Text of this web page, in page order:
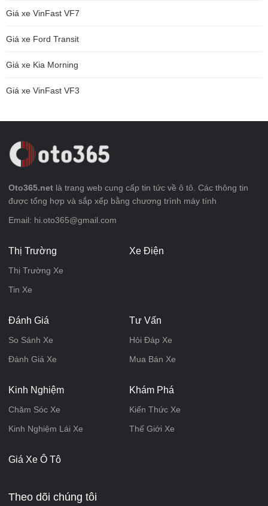
Giá xe VinFast VF7
Giá xe Ford Transit
Giá xe Kia Morning
Giá xe VinFast VF3
Oto365.net là trang web cung cấp tin tức về ô tô. Các thông tin
được tổng hợp và sắp xếp bằng chương trình máy tính
Email: hi.oto365@gmail.com
Thị Trường
Thị Trường Xe
Tin Xe
Xe Điện
Đánh Giá
So Sánh Xe
Đánh Giá Xe
Tư Vấn
Hỏi Đáp Xe
Mua Bán Xe
Kinh Nghiệm
Chăm Sóc Xe
Kinh Nghiệm Lái Xe
Khám Phá
Kiến Thức Xe
Thế Giới Xe
Giá Xe Ô Tô
Theo dõi chúng tôi